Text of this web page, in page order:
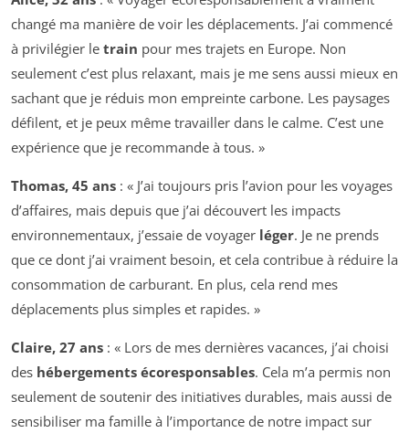
changé ma manière de voir les déplacements. J’ai commencé
à privilégier le train pour mes trajets en Europe. Non
seulement c’est plus relaxant, mais je me sens aussi mieux en
sachant que je réduis mon empreinte carbone. Les paysages
défilent, et je peux même travailler dans le calme. C’est une
expérience que je recommande à tous. »
Thomas, 45 ans : « J’ai toujours pris l’avion pour les voyages
d’affaires, mais depuis que j’ai découvert les impacts
environnementaux, j’essaie de voyager léger. Je ne prends
que ce dont j’ai vraiment besoin, et cela contribue à réduire la
consommation de carburant. En plus, cela rend mes
déplacements plus simples et rapides. »
Claire, 27 ans : « Lors de mes dernières vacances, j’ai choisi
des hébergements écoresponsables. Cela m’a permis non
seulement de soutenir des initiatives durables, mais aussi de
sensibiliser ma famille à l’importance de notre impact sur